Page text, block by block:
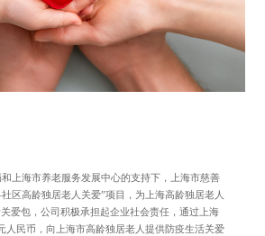
上海市养老服务发展中心的支持下，上海市慈善
区高龄独居老人关爱”项目，为上海高龄独居老人
关爱包，公司积极承担起企业社会责任，通过上海
人民币，向上海市高龄独居老人提供防疫生活关爱